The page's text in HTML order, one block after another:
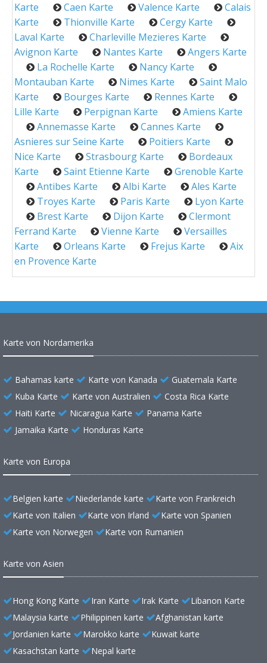
Karte
Caen Karte Valence Karte
Calais
Karte
Thionville Karte
Cergy Karte
Laval Karte
Charleville Mezieres Karte
Avignon Karte
Nantes Karte
Angers Karte
La Rochelle Karte
Nancy Karte
Montauban Karte
Nimes Karte
Saint Malo
Karte
Bourges Karte
Rennes Karte
Lille Karte
Perpignan Karte
Amiens Karte
Annemasse Karte
Cannes Karte
Asnieres sur Seine Karte
Poitiers Karte
Nice Karte
Strasbourg Karte
Bordeaux
Karte
Saint Etienne Karte
Grenoble Karte
Antibes Karte
Albi Karte
Ales Karte
Troyes Karte
Paris Karte
Lyon Karte
Brest Karte
Dijon Karte
Clermont
Ferrand Karte
Vienne Karte
Versailles
Karte
Orleans Karte Frejus Karte
Aix
en Provence Karte
Karte von Nordamerika
Bahamas karte Karte von Kanada
Guatemala Karte
Kuba Karte
Karte von Australien
Costa Rica Karte
Haiti Karte
Nicaragua Karte
Panama Karte
Jamaika Karte
Honduras Karte
Karte von Europa
Belgien karte Niederlande karte
Karte von Frankreich
Karte von Italien
Karte von Irland
Karte von Spanien
Karte von Norwegen
Karte von Rumanien
Karte von Asien
Hong Kong Karte Iran Karte Irak Karte
Libanon Karte
Malaysia karte
Philippinen karte
Afghanistan karte
Jordanien karte
Marokko karte
Kuwait karte
Kasachstan karte
Nepal karte